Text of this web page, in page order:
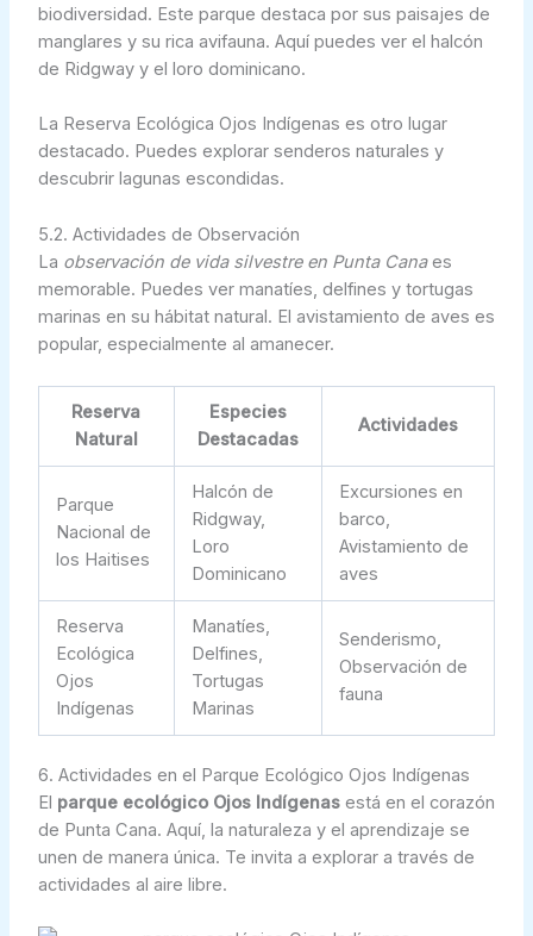
biodiversidad. Este parque destaca por sus paisajes de
manglares y su rica avifauna. Aquí puedes ver el halcón
de Ridgway y el loro dominicano.
La Reserva Ecológica Ojos Indígenas es otro lugar
destacado. Puedes explorar senderos naturales y
descubrir lagunas escondidas.
5.2. Actividades de Observación
La observación de vida silvestre en Punta Canaes
memorable. Puedes ver manatíes, delfines y tortugas
marinas en su hábitat natural. El avistamiento de aves es
popular, especialmente al amanecer.
Reserva
Natural
Especies
Destacadas
Actividades
Parque
Nacional de
los Haitises
Halcón de
Ridgway,
Loro
Dominicano
Excursiones en
barco,
Avistamiento de
aves
Reserva
Ecológica
Ojos
Indígenas
Manatíes,
Delfines,
Tortugas
Marinas
Senderismo,
Observación de
fauna
6. Actividades en el Parque Ecológico Ojos Indígenas
El parque ecológico Ojos Indígenasestá en el corazón
de Punta Cana. Aquí, la naturaleza y el aprendizaje se
unen de manera única. Te invita a explorar a través de
actividades al aire libre.